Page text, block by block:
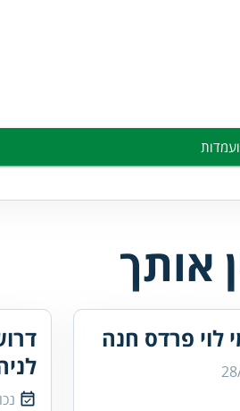
אותך
לוי פרדס חנה